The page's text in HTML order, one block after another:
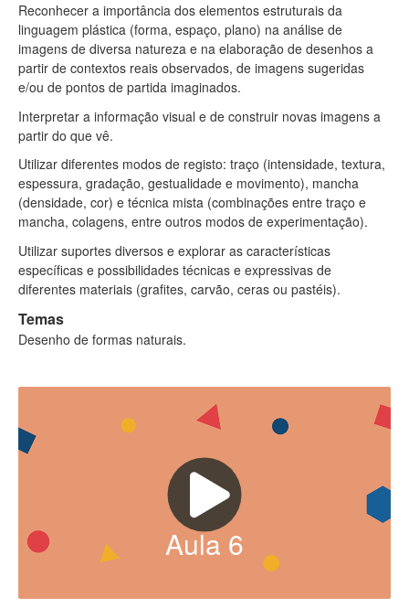
Reconhecer a importância dos elementos estruturais da
linguagem plástica (forma, espaço, plano) na análise de
imagens de diversa natureza e na elaboração de desenhos a
partir de contextos reais observados, de imagens sugeridas
e/ou de pontos de partida imaginados.
Interpretar a informação visual e de construir novas imagens a
partir do que vê.
Utilizar diferentes modos de registo: traço (intensidade, textura,
espessura, gradação, gestualidade e movimento), mancha
(densidade, cor) e técnica mista (combinações entre traço e
mancha, colagens, entre outros modos de experimentação).
Utilizar suportes diversos e explorar as características
específicas e possibilidades técnicas e expressivas de
diferentes materiais (grafites, carvão, ceras ou pastéis).
Temas
Desenho de formas naturais.
Aula 6